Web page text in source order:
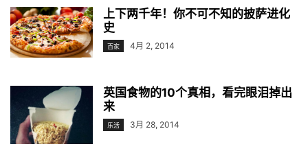
上下两千年！你不可不知的披萨进化
史
百家 4月 2, 2014
英国食物的10个真相，看完眼泪掉出
来
乐活 3月 28, 2014